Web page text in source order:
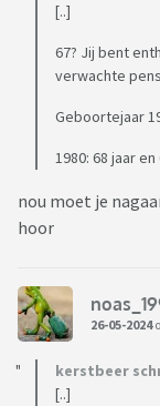
[..]
67? Jij bent
verwachte
Geboortejaar
1980: 68 jaar
nou moet je
hoor
26-05-2024
kerstbeer
[..]